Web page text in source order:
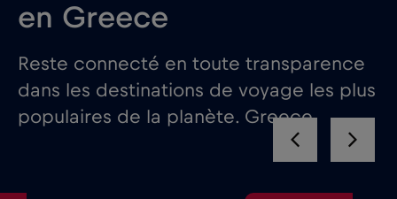
en Greece
Reste connecté en toute transparence
dans les destinations de voyage les plus
populaires de la planète. Greece